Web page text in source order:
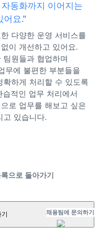
동화까지 이어지는
어요."
다양한 운영 서비스를
이 개선하고 있어요.
원들과 협업하며
무에 불편한 부분들을
하게 처리할 수 있도록
적인 업무 처리에서
로 업무를 해보고 싶은
고 있습니다.
으로 돌아가기
채용팀에 문의하기